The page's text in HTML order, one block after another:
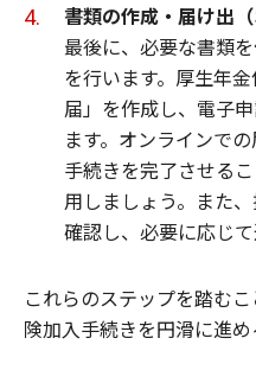
書類の作成・届け出（
最後に、必要な書類
を行います。厚生年
届」を作成し、電子
ます。オンラインで
手続きを完了させる
用しましょう。また
確認し、必要に応じ
これらのステップを踏む
険加入手続きを円滑に進め